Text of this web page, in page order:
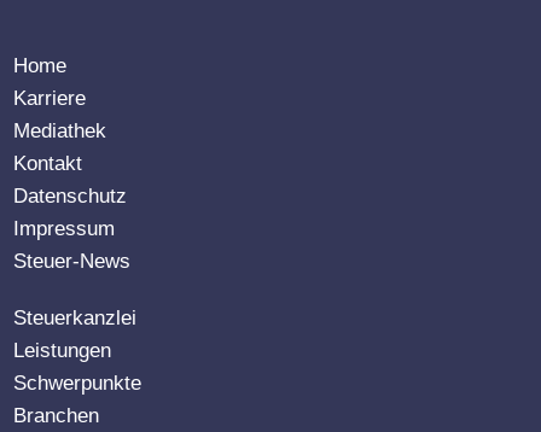
Home
Karriere
Mediathek
Kontakt
Datenschutz
Impressum
Steuer-News
Steuerkanzlei
Leistungen
Schwerpunkte
Branchen